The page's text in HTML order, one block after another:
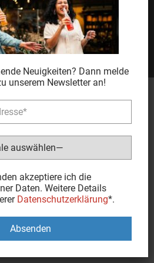
Neuigkeiten? Dann melde
unserem Newsletter an!
leer.
akzeptiere ich die
Daten. Weitere Details
Datenschutzerklärung*.
Einstellungen
akzeptieren